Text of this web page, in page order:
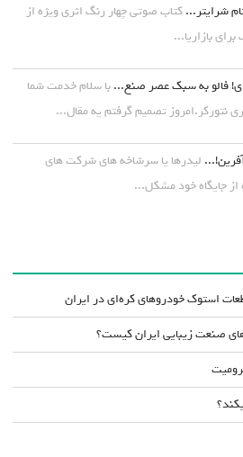
شرایتر... کتاب صوتی چهار رنگ اثری ویژه از
بازاریا...
ای! فالو به سبک عصر صنع... با سلام خدمت شما
نتورکر.امروز تصمیم گرفتم یه مقال...
لیدرها یا سرشاخه های شرکت های
از جایگاه خود مشکل...
استوک خودروهای کره‌ای در ایران
صنعت زیبایی ایران کیست؟